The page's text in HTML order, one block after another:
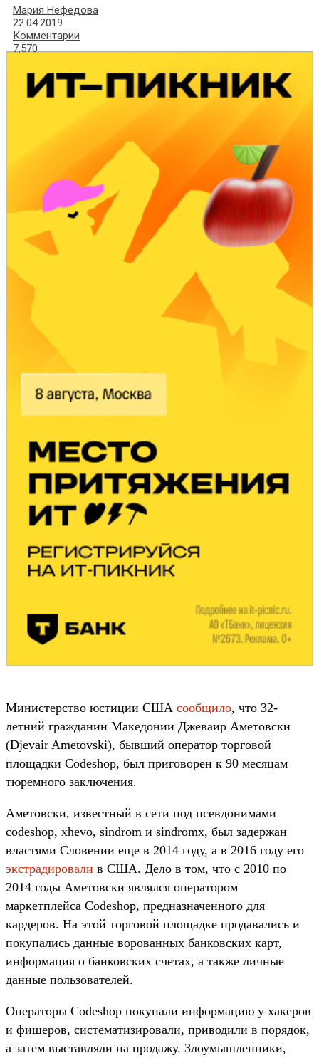
Мария Нефёдова
22.04.2019
Комментарии
7,570
Министерство юстиции США сообщило, что 32-
летний гражданин Македонии Джеваир Аметовски
(Djevair Ametovski), бывший оператор торговой
площадки Codeshop, был приговорен к 90 месяцам
тюремного заключения.
Аметовски, известный в сети под псевдонимами
codeshop, xhevo, sindrom и sindromx, был задержан
властями Словении еще в 2014 году, а в 2016 году его
экстрадировали в США. Дело в том, что с 2010 по
2014 годы Аметовски являлся оператором
маркетплейса Codeshop, предназначенного для
кардеров. На этой торговой площадке продавались и
покупались данные ворованных банковских карт,
информация о банковских счетах, а также личные
данные пользователей.
Операторы Codeshop покупали информацию у хакеров
и фишеров, систематизировали, приводили в порядок,
а затем выставляли на продажу. Злоумышленники,